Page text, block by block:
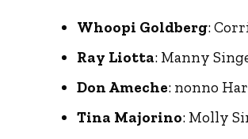
Whoopi Goldberg:
Ray Liotta: Manny
Don Ameche: nonno
Tina Majorino: Molly